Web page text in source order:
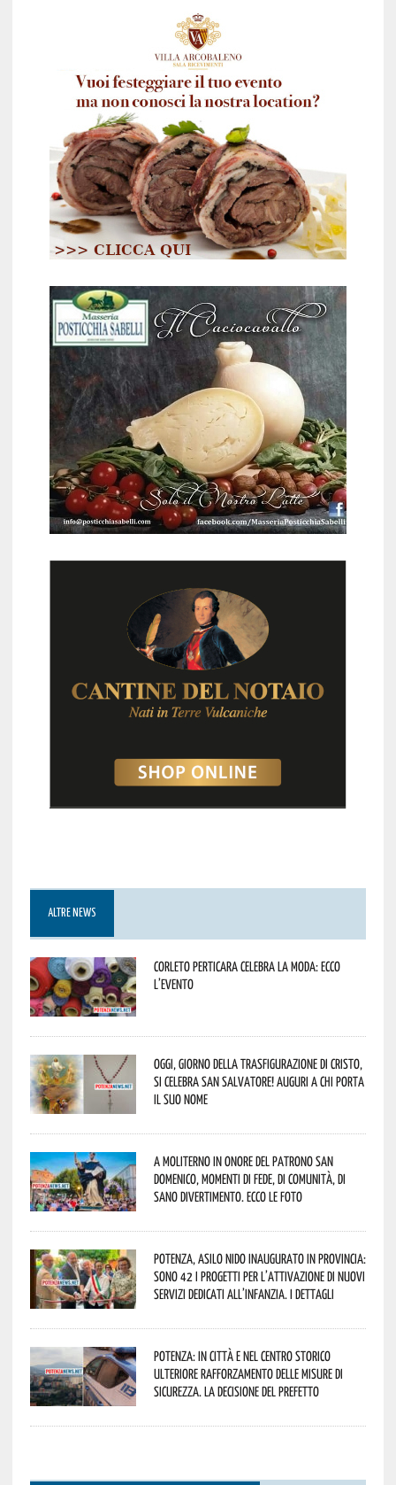
ALTRE NEWS
Corleto Perticara celebra la moda: ecco
l’evento
Oggi, giorno della Trasfigurazione di Cristo,
si celebra San Salvatore! Auguri a chi porta
il suo nome
A Moliterno in onore del Patrono San
Domenico, momenti di fede, di comunità, di
sano divertimento. Ecco le foto
Potenza, asilo nido inaugurato in provincia:
sono 42 i progetti per l’attivazione di nuovi
servizi dedicati all’infanzia. I dettagli
Potenza: in città e nel centro storico
ulteriore rafforzamento delle misure di
sicurezza. La decisione del Prefetto